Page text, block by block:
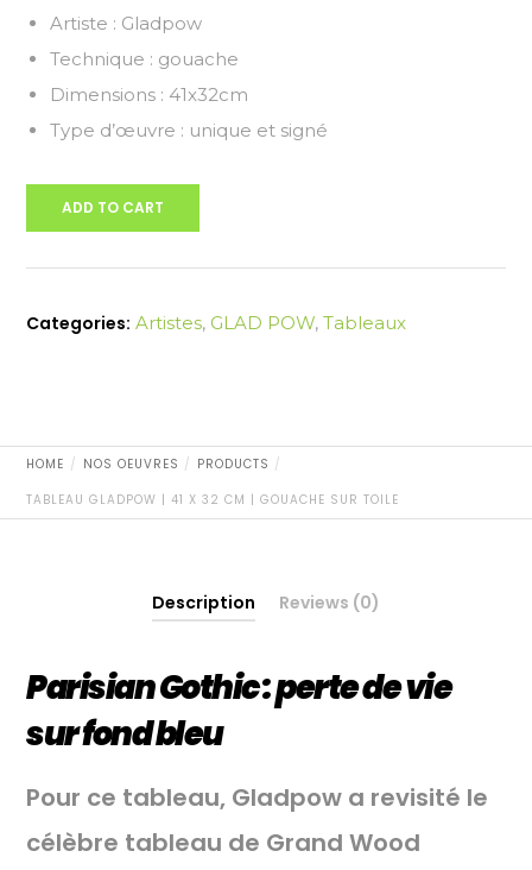
Artiste : Gladpow
Technique : gouache
Dimensions : 41x32cm
Type d’œuvre : unique et signé
ADD TO CART
Categories: Artistes, GLAD POW,Tableaux
HOME NOS OEUVRES
PRODUCTS
TABLEAU GLADPOW | 41 X 32 CM | GOUACHE SUR TOILE
Description Reviews (0)
Parisian Gothic: perte de vie
sur fond bleu
Pour ce tableau, Gladpow a revisité le
célèbre tableau de Grand Wood